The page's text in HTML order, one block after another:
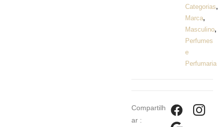
Categorias,
Marca,
Masculino,
Perfumes
e
Perfumaria
Compartilh
ar :